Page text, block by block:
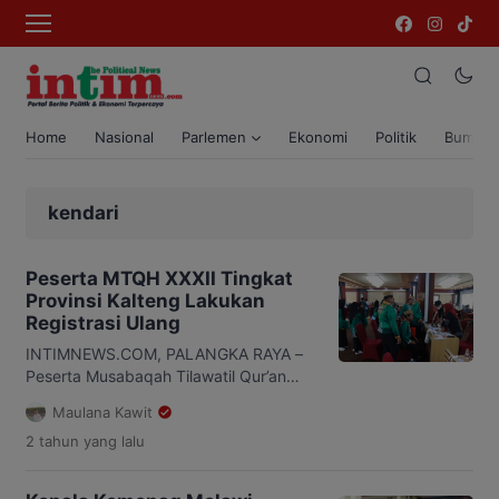
Home Nasional Parlemen Ekonomi Politik Bumi
kendari
Peserta MTQH XXXII Tingkat
Provinsi Kalteng Lakukan
Registrasi Ulang
INTIMNEWS.COM, PALANGKA RAYA –
Peserta Musabaqah Tilawatil Qur’an
Provinsi Kalimantan Tengah dari 14
kabupaten/kota memulai proses
Maulana Kawit
2 tahun yang lalu